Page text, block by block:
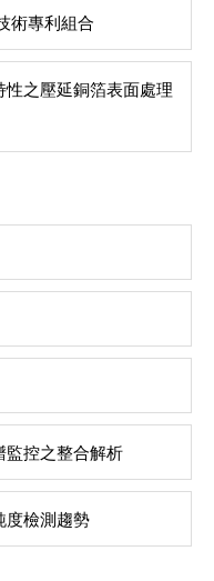
術專利組合
之壓延銅箔表面處理
監控之整合解析
度檢測趨勢